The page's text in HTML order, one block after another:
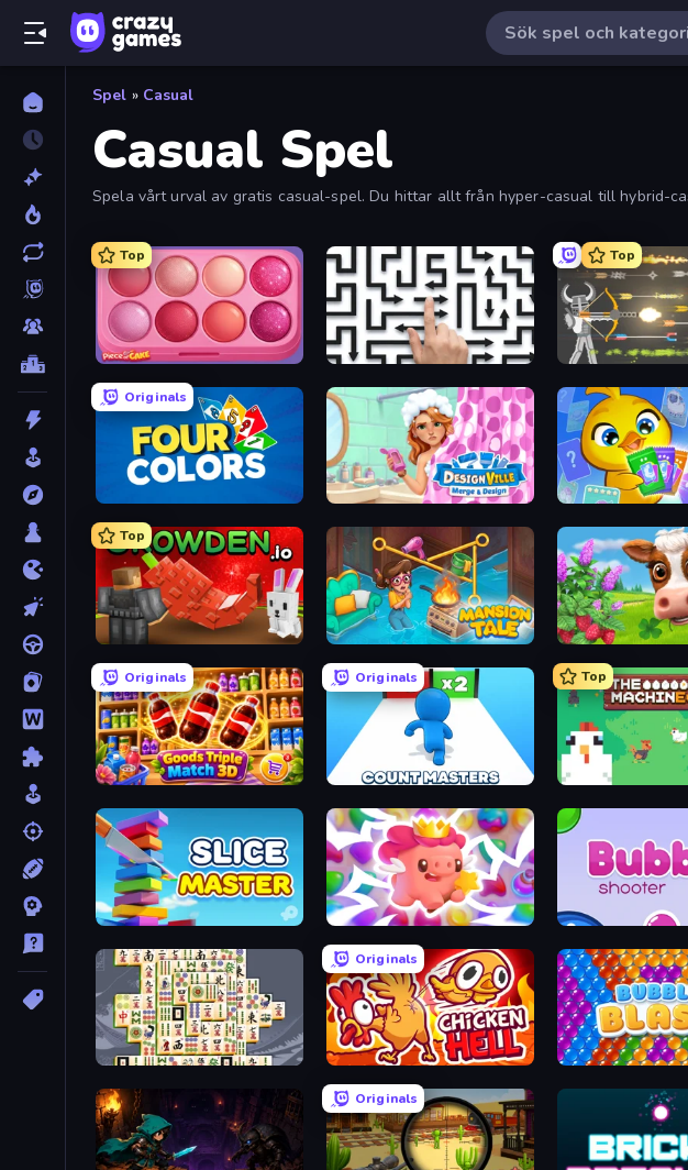
Spel » Casual
Casual Spel
Spela vårt urval av gratis casual-spel. Du hittar allt från hyper-casual till hybrid-
Top
Piece of Cake: Merge and Bake Arrow Escape: Puzzle
Top
Ragdoll Archers
Originals
Designville: Merge & Design Farm Merge Valley
Top
Grow A Garden | Growden.io Mansion Tale: Merge Secrets Country Life
Originals
Goods Triple Match 3D
Originals Top
The MachinEGG
Slice Master Match Arena Bubble Shooter
Mahjong Titans
Originals
Chicken Hell Bubble Blast
Originals